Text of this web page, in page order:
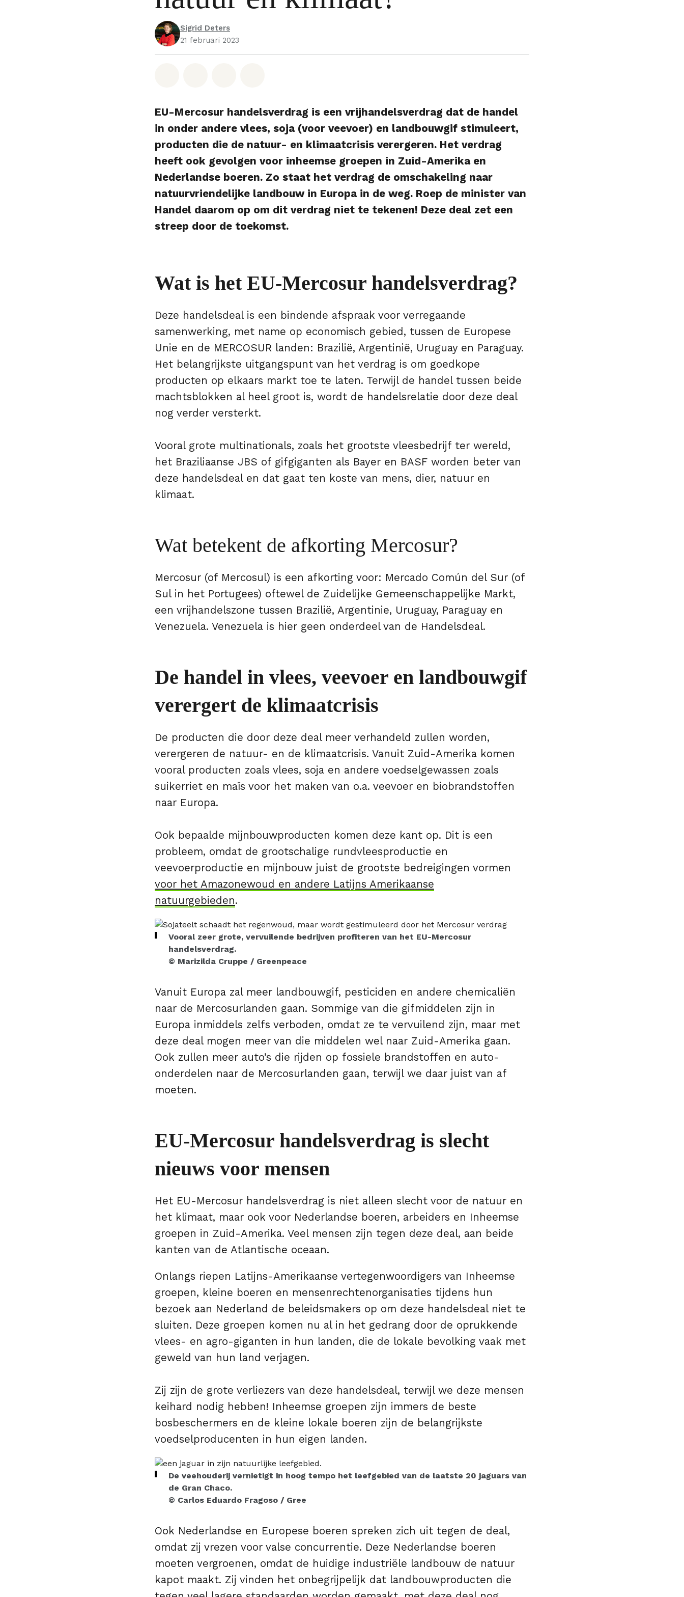
Sigrid Deters
21 februari 2023
EU-Mercosur handelsverdrag is een vrijhandelsverdrag dat de handel
in onder andere vlees, soja (voor veevoer) en landbouwgif stimuleert,
producten die de natuur- en klimaatcrisis verergeren. Het verdrag
heeft ook gevolgen voor inheemse groepen in Zuid-Amerika en
Nederlandse boeren. Zo staat het verdrag de omschakeling naar
natuurvriendelijke landbouw in Europa in de weg. Roep de minister van
Handel daarom op om dit verdrag niet te tekenen! Deze deal zet een
streep door de toekomst.
Wat is het EU-Mercosur handelsverdrag?
Deze handelsdeal is een bindende afspraak voor verregaande
samenwerking, met name op economisch gebied, tussen de Europese
Unie en de MERCOSUR landen: Brazilië, Argentinië, Uruguay en Paraguay.
Het belangrijkste uitgangspunt van het verdrag is om goedkope
producten op elkaars markt toe te laten. Terwijl de handel tussen beide
machtsblokken al heel groot is, wordt de handelsrelatie door deze deal
nog verder versterkt.
Vooral grote multinationals, zoals het grootste vleesbedrijf ter wereld,
het Braziliaanse JBS of gifgiganten als Bayer en BASF worden beter van
deze handelsdeal en dat gaat ten koste van mens, dier, natuur en
klimaat.
Wat betekent de afkorting Mercosur?
Mercosur (of Mercosul) is een afkorting voor: Mercado Común del Sur (of
Sul in het Portugees) oftewel de Zuidelijke Gemeenschappelijke Markt,
een vrijhandelszone tussen Brazilië, Argentinie, Uruguay, Paraguay en
Venezuela. Venezuela is hier geen onderdeel van de Handelsdeal.
De handel in vlees, veevoer en landbouwgif
verergert de klimaatcrisis
De producten die door deze deal meer verhandeld zullen worden,
verergeren de natuur- en de klimaatcrisis. Vanuit Zuid-Amerika komen
vooral producten zoals vlees, soja en andere voedselgewassen zoals
suikerriet en maïs voor het maken van o.a. veevoer en biobrandstoffen
naar Europa.
Ook bepaalde mijnbouwproducten komen deze kant op. Dit is een
probleem, omdat de grootschalige rundvleesproductie en
veevoerproductie en mijnbouw juist de grootste bedreigingen vormen
voor het Amazonewoud en andere Latijns Amerikaanse
natuurgebieden.
Vooral zeer grote, vervuilende bedrijven profiteren van het EU-Mercosur
handelsverdrag.
© Marizilda Cruppe / Greenpeace
Vanuit Europa zal meer landbouwgif, pesticiden en andere chemicaliën
naar de Mercosurlanden gaan. Sommige van die gifmiddelen zijn in
Europa inmiddels zelfs verboden, omdat ze te vervuilend zijn, maar met
deze deal mogen meer van die middelen wel naar Zuid-Amerika gaan.
Ook zullen meer auto’s die rijden op fossiele brandstoffen en auto-
onderdelen naar de Mercosurlanden gaan, terwijl we daar juist van af
moeten.
EU-Mercosur handelsverdrag is slecht
nieuws voor mensen
Het EU-Mercosur handelsverdrag is niet alleen slecht voor de natuur en
het klimaat, maar ook voor Nederlandse boeren, arbeiders en Inheemse
groepen in Zuid-Amerika. Veel mensen zijn tegen deze deal, aan beide
kanten van de Atlantische oceaan.
Onlangs riepen Latijns-Amerikaanse vertegenwoordigers van Inheemse
groepen, kleine boeren en mensenrechtenorganisaties tijdens hun
bezoek aan Nederland de beleidsmakers op om deze handelsdeal niet te
sluiten. Deze groepen komen nu al in het gedrang door de oprukkende
vlees- en agro-giganten in hun landen, die de lokale bevolking vaak met
geweld van hun land verjagen.
Zij zijn de grote verliezers van deze handelsdeal, terwijl we deze mensen
keihard nodig hebben! Inheemse groepen zijn immers de beste
bosbeschermers en de kleine lokale boeren zijn de belangrijkste
voedselproducenten in hun eigen landen.
De veehouderij vernietigt in hoog tempo het leefgebied van de laatste 20 jaguars van
de Gran Chaco.
© Carlos Eduardo Fragoso / Gree
Ook Nederlandse en Europese boeren spreken zich uit tegen de deal,
omdat zij vrezen voor valse concurrentie. Deze Nederlandse boeren
moeten vergroenen, omdat de huidige industriële landbouw de natuur
kapot maakt. Zij vinden het onbegrijpelijk dat landbouwproducten die